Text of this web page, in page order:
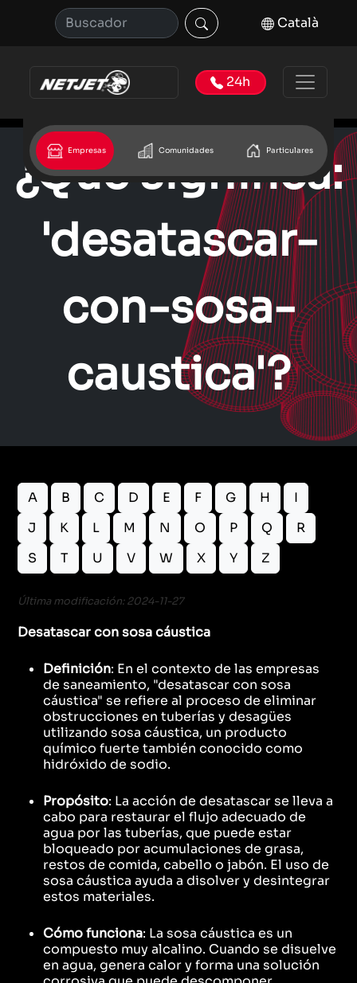
Català
24h
Empresas Comunidades Particulares
¿Que significa:
'desatascar-
con-sosa-
caustica'?
A B C D E F G H
I
J
K L M N O P Q
R
S
T U V W X Y Z
Última modificación: 2024-11-27
Desatascar con sosa cáustica
Definición: En el contexto de las empresas
de saneamiento, "desatascar con sosa
cáustica" se refiere al proceso de eliminar
obstrucciones en tuberías y desagües
utilizando sosa cáustica, un producto
químico fuerte también conocido como
hidróxido de sodio.
Propósito: La acción de desatascar se lleva a
cabo para restaurar el flujo adecuado de
agua por las tuberías, que puede estar
bloqueado por acumulaciones de grasa,
restos de comida, cabello o jabón. El uso de
sosa cáustica ayuda a disolver y desintegrar
estos materiales.
Cómo funciona: La sosa cáustica es un
compuesto muy alcalino. Cuando se disuelve
en agua, genera calor y forma una solución